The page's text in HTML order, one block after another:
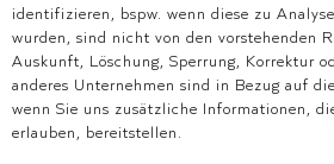
identifizieren, bspw. wenn diese zu
wurden, sind nicht von den vorstehenden
Auskunft, Löschung, Sperrung, Korrektur
anderes Unternehmen sind in Bezug auf
wenn Sie uns zusätzliche Informationen,
erlauben, bereitstellen.